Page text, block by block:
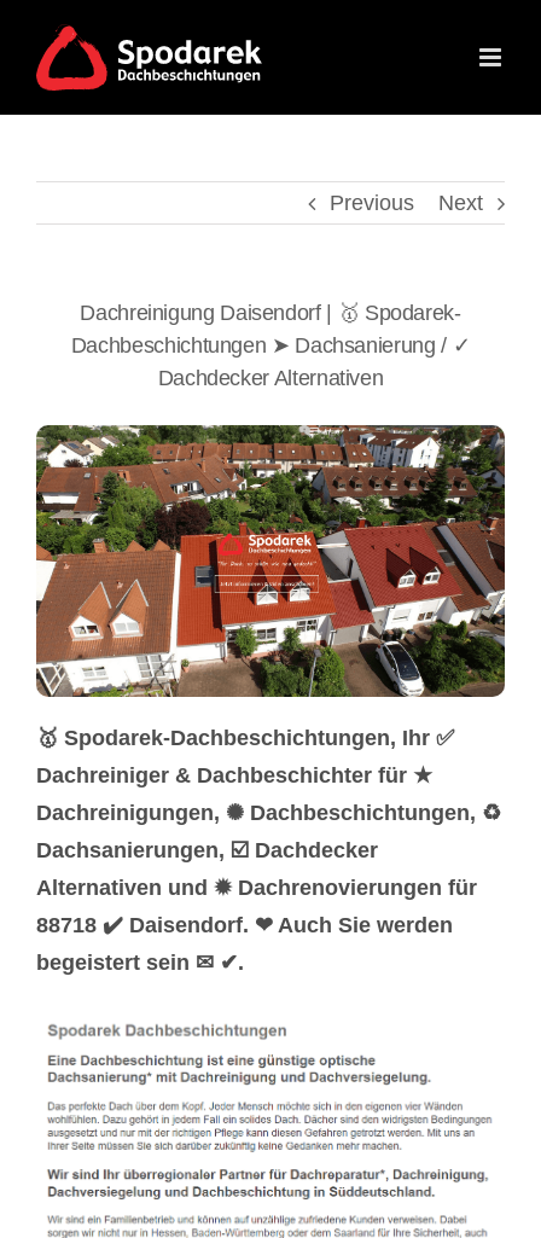
content
Previous Next
Dachreinigung Daisendorf | 🥇 Spodarek-
Dachbeschichtungen ➤ Dachsanierung / ✓
Dachdecker Alternativen
🥇 Spodarek-Dachbeschichtungen, Ihr ✅
Dachreiniger & Dachbeschichter für ★
Dachreinigungen, ✺ Dachbeschichtungen, ♻
Dachsanierungen, ☑️ Dachdecker
Alternativen und ✹ Dachrenovierungen für
88718 ✔️ Daisendorf. ❤ Auch Sie werden
begeistert sein ✉ ✔.